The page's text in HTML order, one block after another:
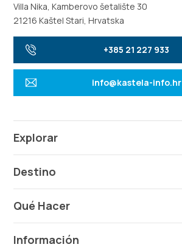
Villa Nika, Kamberovo šetalište 30
21216 Kaštel Stari, Hrvatska
+385 21 227 933
info@kastela-info.hr
Explorar
Destino
Qué Hacer
Información